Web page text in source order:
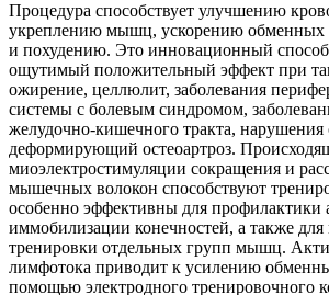
Процедура способствует улучшению
укреплению мышц, ускорению обменных
и похудению. Это инновационный способ
ощутимый положительный эффект при
ожирение, целлюлит, заболевания
системы с болевым синдромом,
желудочно-кишечного тракта, нарушения
деформирующий остеоартроз.
миоэлектростимуляции сокращения и
мышечных волокон способствуют
особенно эффективны для профилактики
иммобилизации конечностей, а также для
тренировки отдельных групп мышц.
лимфотока приводит к усилению
помощью электродного тренировочного